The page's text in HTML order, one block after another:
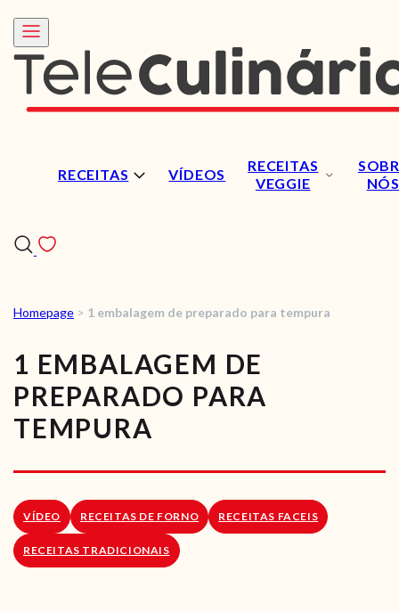
RECEITAS VÍDEOS
RECEITAS
VEGGIE
NÓS
RECEITAS
VÍDEOS
RECEITAS VEGGIE
LOJA ONLINE
Homepage > 1 embalagem de preparado para tempura
1 EMBALAGEM DE
PREPARADO PARA
TEMPURA
VÍDEO RECEITAS DE FORNO RECEITAS FACEIS
RECEITAS TRADICIONAIS